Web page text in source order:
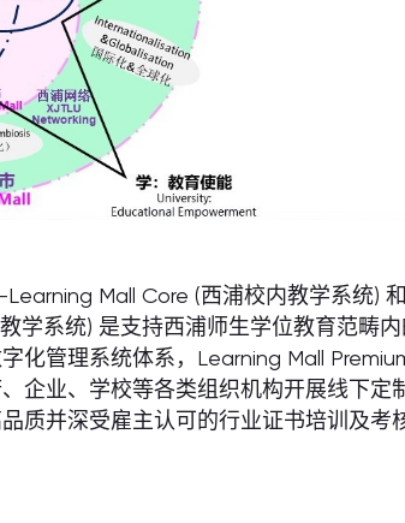
Mall Core (西浦校内教学系统) 和
学系统) 是支持西浦师生学位教育范畴
化管理系统体系，Learning Mall
企业、学校等各类组织机构开展线下定
质并深受雇主认可的行业证书培训及考